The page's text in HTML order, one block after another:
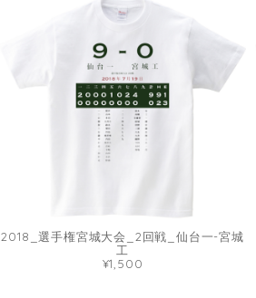
2018_選手権宮城大会_2回戦_仙台一-宮城
工
¥1,500